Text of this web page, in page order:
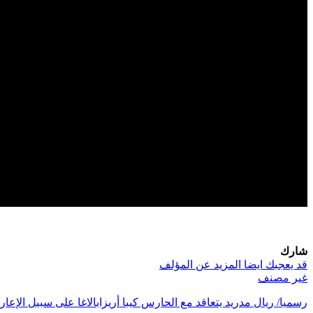
شارك
قد يعجبك ايضا المزيد عن المؤلف
غير مصنف
رسميا/ ريال مدريد يتعاقد مع الحارس كيبا أريزابالاغا على سبيل